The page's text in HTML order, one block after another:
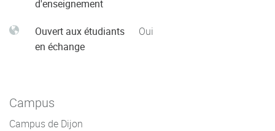
d'enseignement
Ouvert aux étudiants
en échange
Oui
Campus
Campus de Dijon